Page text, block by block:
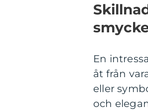
En
åt från
eller
och